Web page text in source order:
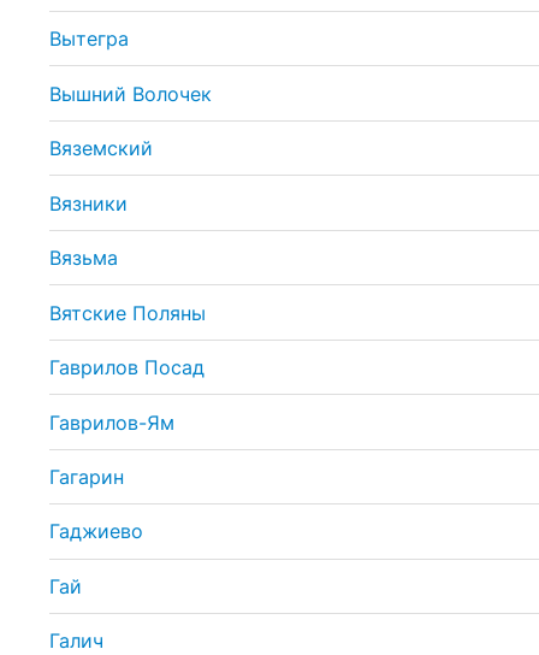
Вытегра
Вышний Волочек
Вяземский
Вязники
Вязьма
Вятские Поляны
Гаврилов Посад
Гаврилов-Ям
Гагарин
Гаджиево
Гай
Галич